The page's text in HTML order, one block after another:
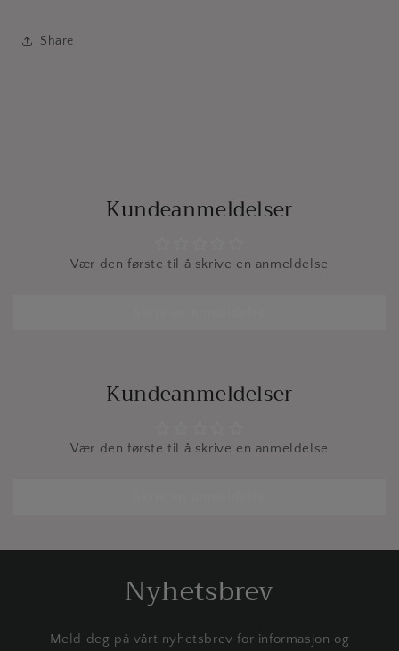
Share
Kundeanmeldelser
Vær den første til å skrive en anmeldelse
Kundeanmeldelser
Vær den første til å skrive en anmeldelse
Nyhetsbrev
Meld deg på vårt nyhetsbrev for informasjon og